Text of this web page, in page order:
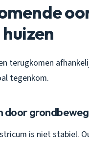
terugkomen
tegenkom.
door
is niet stabiel.